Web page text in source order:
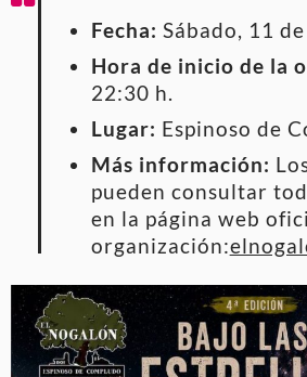
Fecha: Sábado, 11
Hora de inicio de la
22:30 h.
Lugar: Espinoso de
Más información:
pueden consultar
en la página web
organización: